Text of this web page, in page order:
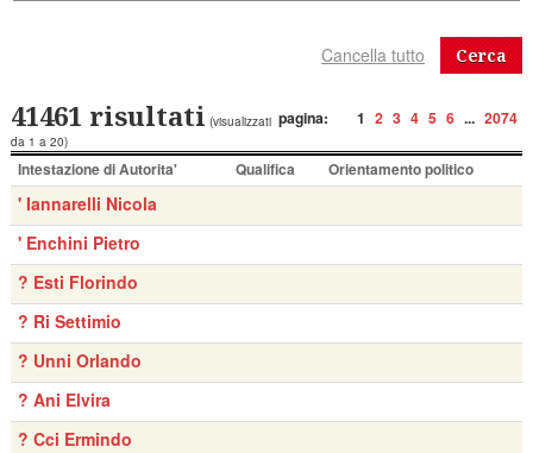
Cerca
pagina: 1 2 3 4 5 6 ... 2074
41461 risultati (visualizzati
da 1 a 20)
Intestazione di Autorita' Qualifica Orientamento politico
' Iannarelli Nicola
' Enchini Pietro
? Esti Florindo
? Ri Settimio
? Unni Orlando
? Ani Elvira
? Cci Ermindo